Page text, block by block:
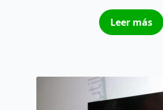
Leer más